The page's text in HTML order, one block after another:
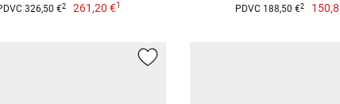
326,50 €2 261,20 €1 PDVC 188,50 €2